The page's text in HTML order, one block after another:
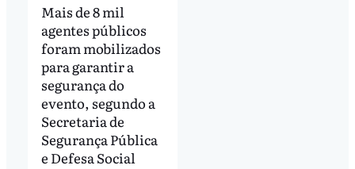
Mais de 8 mil
agentes públicos
foram mobilizados
para garantir a
segurança do
evento, segundo a
Secretaria de
Segurança Pública
e Defesa Social